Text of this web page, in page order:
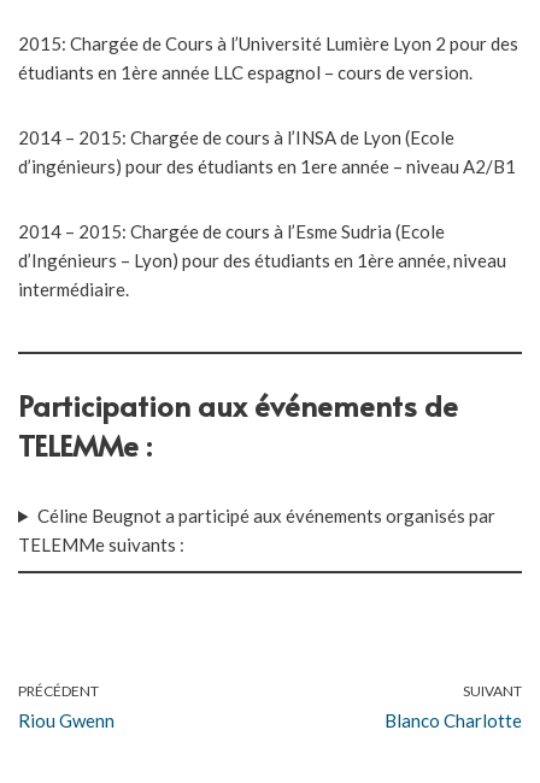
2015: Chargée de Cours à l’Université Lumière Lyon 2 pour des
étudiants en 1ère année LLC espagnol – cours de version.
2014 – 2015: Chargée de cours à l’INSA de Lyon (Ecole
d’ingénieurs) pour des étudiants en 1ere année – niveau A2/B1
2014 – 2015: Chargée de cours à l’Esme Sudria (Ecole
d’Ingénieurs – Lyon) pour des étudiants en 1ère année, niveau
intermédiaire.
Participation aux événements de
TELEMMe :
Céline Beugnot a participé aux événements organisés par
TELEMMe suivants :
PRÉCÉDENT
Riou Gwenn
SUIVANT
Blanco Charlotte